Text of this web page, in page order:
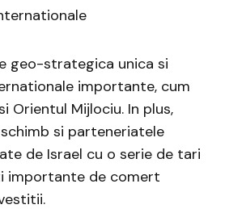
geo-strategica unica si
importante, cum
Orientul Mijlociu. In plus,
si parteneriatele
de Israel cu o serie de tari
importante de comert